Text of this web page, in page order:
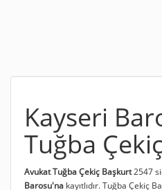
Kayseri
Tuğba
Avukat Tuğba Çekiç Başkurt2547
Barosu'na kayıtlıdır. Tuğba Çekiç